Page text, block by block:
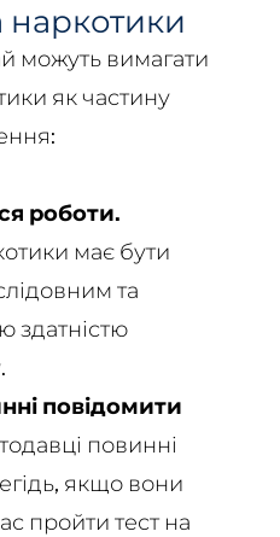
наркотики
можуть вимагати
як частину
роботи.
має бути
та
здатністю
повідомити
повинні
якщо вони
пройти тест на